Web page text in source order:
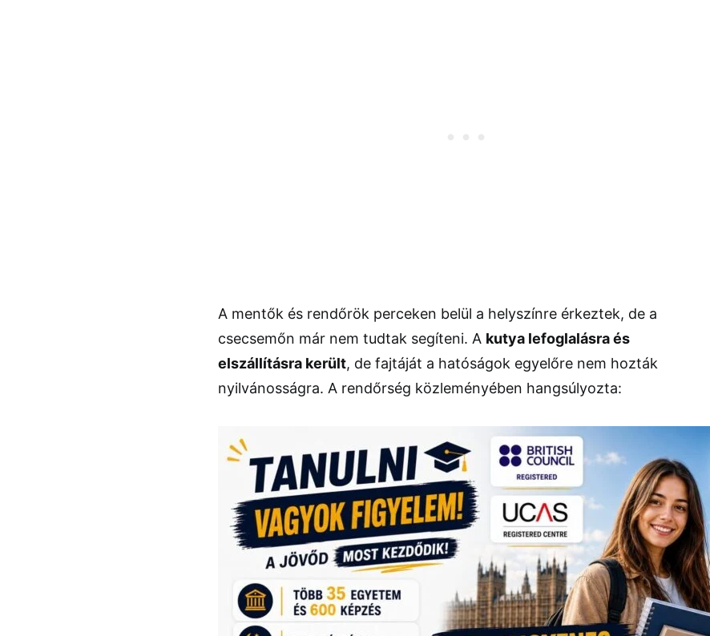
A mentők és rendőrök perceken belül a helyszínre érkeztek, de a
csecsemőn már nem tudtak segíteni. A kutya lefoglalásra és
elszállításra került, de fajtáját a hatóságok egyelőre nem hozták
nyilvánosságra. A rendőrség közleményében hangsúlyozta: